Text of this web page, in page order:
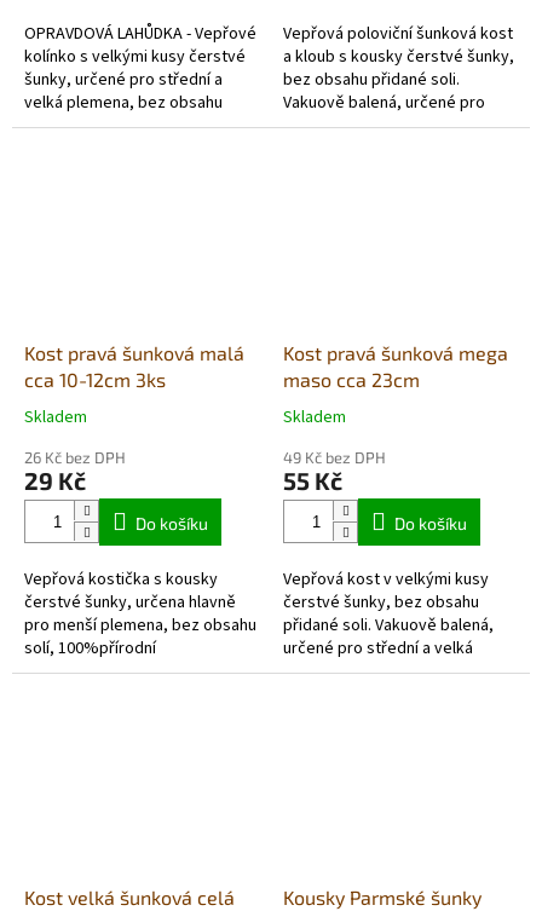
hvězdiček.
OPRAVDOVÁ LAHŮDKA - Vepřové
kolínko s velkými kusy čerstvé
šunky, určené pro střední a
velká plemena, bez obsahu
přidané soli, hypoalergenní
hvězdiček.
Vepřová poloviční šunková kost
a kloub s kousky čerstvé šunky,
bez obsahu přidané soli.
Vakuově balená, určené pro
střední a velká
Kost pravá šunková malá
cca 10-12cm 3ks
Průměrné
produktu
je
hvězdiček.
Skladem
26 Kč bez DPH
29 Kč
Do košíku
Vepřová kostička s kousky
čerstvé šunky, určena hlavně
pro menší plemena, bez obsahu
solí, 100%přírodní
a hypoalergenní pamlsek.
Kost pravá šunková mega
maso cca 23cm
Průměrné
produktu
je
hvězdiček.
Skladem
49 Kč bez DPH
55 Kč
Do košíku
Vepřová kost v velkými kusy
čerstvé šunky, bez obsahu
přidané soli. Vakuově balená,
určené pro střední a velká
plemena, hypoalergenní
Kost velká šunková celá
Kousky Parmské šunky